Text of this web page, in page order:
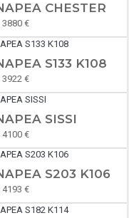
CHESTER
3880 €
S133 K108
3922 €
SISSI
4100 €
S203 K106
4193 €